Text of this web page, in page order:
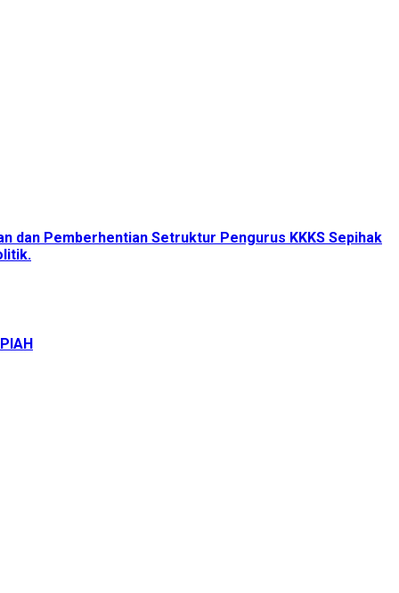
dan Pemberhentian Setruktur Pengurus KKKS Sepihak